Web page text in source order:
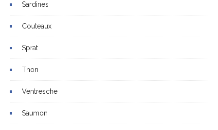
Sardines
Couteaux
Sprat
Thon
Ventresche
Saumon